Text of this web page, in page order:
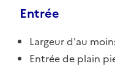
Entrée
Largeur d'au
Entrée de plain